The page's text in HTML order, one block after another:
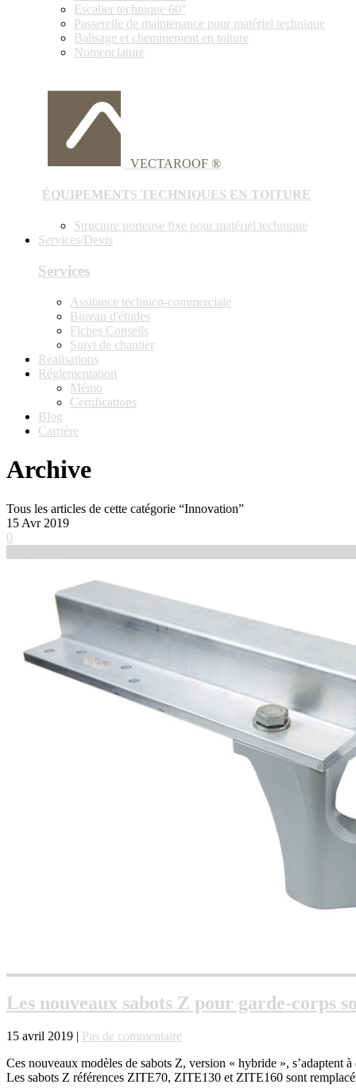
Escalier technique 60°
Passerelle de maintenance pour matériel technique
Balisage et cheminement en toiture
Nomenclature
VECTAROOF ®
ÉQUIPEMENTS TECHNIQUES EN TOITURE
Structure porteuse fixe pour matériel technique
Services/Devis
Services
Assitance technico-commerciale
Bureau d'études
Fiches Conseils
Suivi de chantier
Réalisations
Réglementation
Mémo
Certifications
Blog
Carrière
Archive
Tous les articles de cette catégorie “Innovation”
15 Avr 2019
0
Les nouveaux sabots Z pour garde-corps
15 avril 2019 | Pas de commentaire
Ces nouveaux modèles de sabots Z, version « hybride », s’adaptent
Les sabots Z références ZITE70, ZITE130 et ZITE160 sont